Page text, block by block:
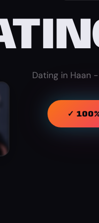
Dating in Haan
✓